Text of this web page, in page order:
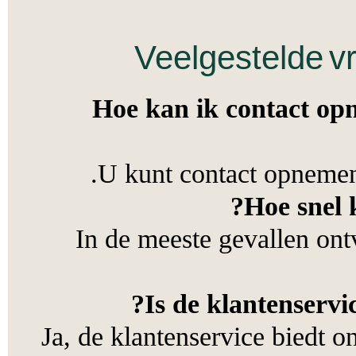
Hoe kan ik contact
U kunt contact
Hoe
In de meeste gevallen
Is de
Ja, de klantenservice